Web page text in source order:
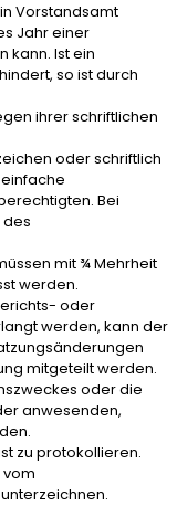
Vorstandsamt
Jahr einer
kann. Ist ein
so ist durch
ihrer schriftlichen
oder schriftlich
Bei
mit ¾ Mehrheit
werden.
oder
werden, kann der
mitgeteilt werden.
oder die
anwesenden,
zu protokollieren.